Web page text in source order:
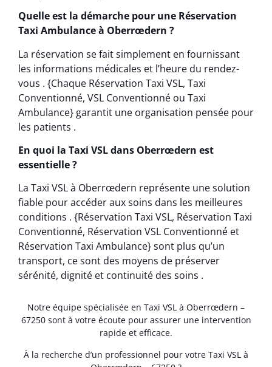
Quelle est la démarche pour une Réservation
Taxi Ambulance à Oberrœdern ?
La réservation se fait simplement en fournissant
les informations médicales et l’heure du rendez-
vous . {Chaque Réservation Taxi VSL, Taxi
Conventionné, VSL Conventionné ou Taxi
Ambulance} garantit une organisation pensée pour
les patients .
En quoi la Taxi VSL dans Oberrœdern est
essentielle ?
La Taxi VSL à Oberrœdern représente une solution
fiable pour accéder aux soins dans les meilleures
conditions . {Réservation Taxi VSL, Réservation Taxi
Conventionné, Réservation VSL Conventionné et
Réservation Taxi Ambulance} sont plus qu’un
transport, ce sont des moyens de préserver
sérénité, dignité et continuité des soins .
Notre équipe spécialisée en Taxi VSL à Oberrœdern –
67250 sont à votre écoute pour assurer une intervention
rapide et efficace.
À la recherche d’un professionnel pour votre Taxi VSL à